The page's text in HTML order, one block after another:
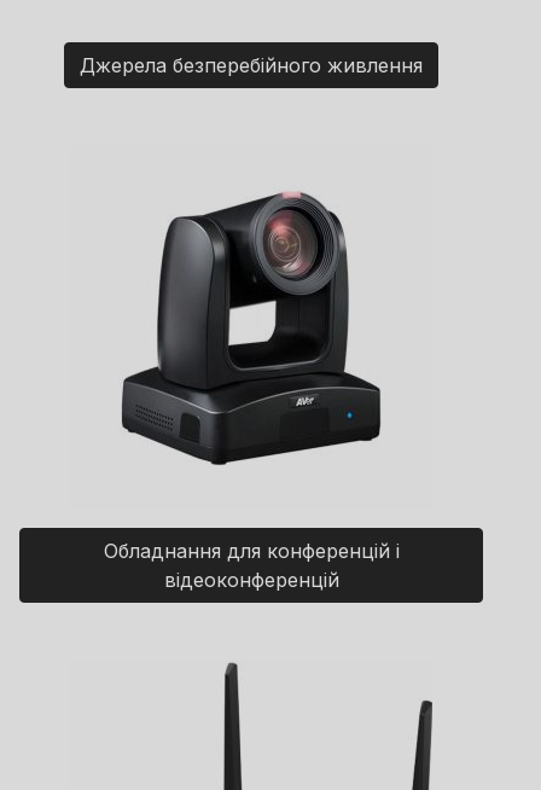
Джерела безперебійного живлення
Обладнання для конференцій і
відеоконференцій